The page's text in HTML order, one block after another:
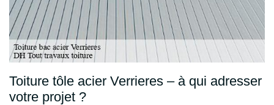
Toiture tôle acier Verrieres – à qui adresser
votre projet ?